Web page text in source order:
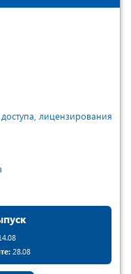
лицензирования
28.08